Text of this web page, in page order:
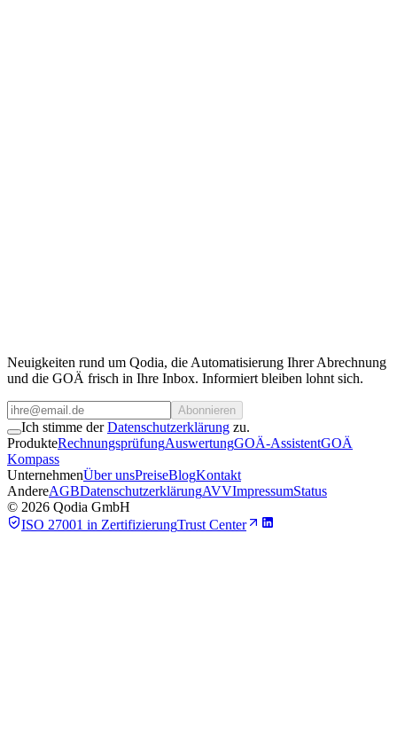
Neuigkeiten rund um Qodia, die Automatisierung Ihrer Abrechnung
und die GOÄ frisch in Ihre Inbox. Informiert bleiben lohnt sich.
Abonnieren
Ich stimme der Datenschutzerklärung zu.
ProdukteRechnungsprüfungAuswertungGOÄ-AssistentGOÄ
Kompass
UnternehmenÜber unsPreiseBlogKontakt
AndereAGBDatenschutzerklärungAVVImpressumStatus
© 2026 Qodia GmbH
ISO 27001 in ZertifizierungTrust Center